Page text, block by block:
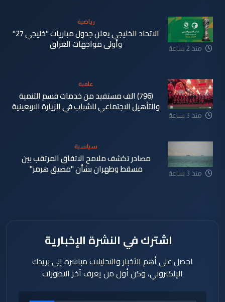
منذ 2 ساعة
رياضية
الاتحاد الخليجي يعلن جدول مباريات "خليجي 27"
وأولى مواجهات العراق
منذ 3 ساعة
علمية
(796) الف مستفيد من خدمات قسم التنمية
والتأهيل الاجتماعي للشباب في الزيارة الاربعينية
منذ 3 ساعة
سياسية
مصادر تكشف ملامح الاتفاق المرتقب بين
مسقط وطهران بشأن "مضيق هرمز"
اشترك في النشرة الإخبارية
احصل على أهم الأخبار والتحليلات مباشرة إلى بريدك
الإلكتروني، وكن أول من يعرف آخر التطورات